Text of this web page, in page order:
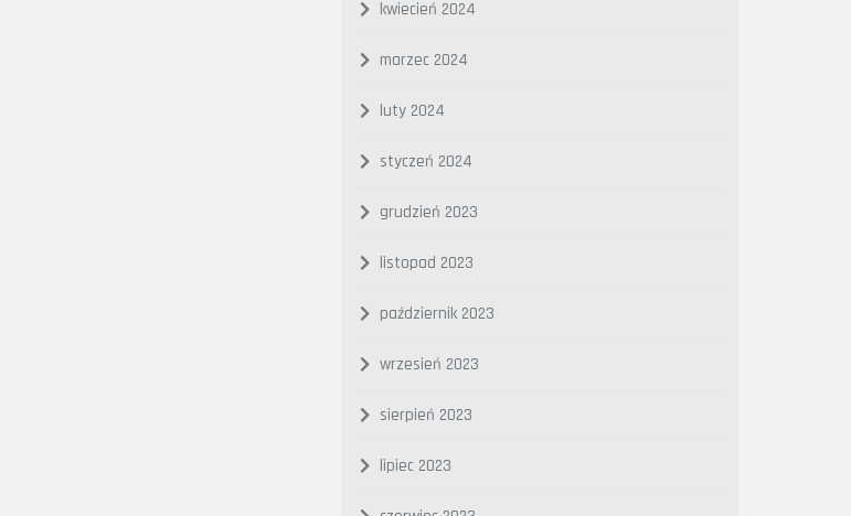
kwiecień 2024
marzec 2024
luty 2024
styczeń 2024
grudzień 2023
listopad 2023
październik 2023
wrzesień 2023
sierpień 2023
lipiec 2023